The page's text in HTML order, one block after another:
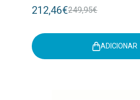
212,46€249,95€
ADICIONAR